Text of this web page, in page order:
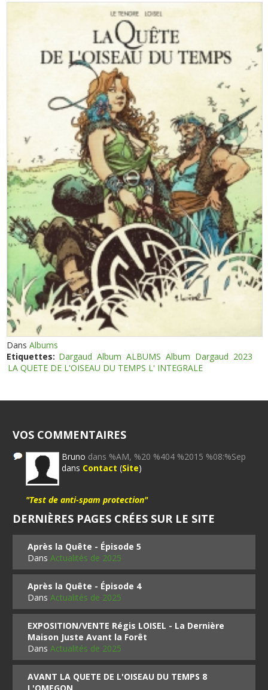
DansAlbums
Etiquettes: Dargaud Album ALBUMS Album Dargaud 2023
LA QUETE DE L'OISEAU DU TEMPS L' INTEGRALE
VOS COMMENTAIRES
Bruno dans %AM, %20 %404 %2015 %08:%Sep
dans Contact (Site)
"Test de anti-spam protection"
DERNIÈRES PAGES CRÉES SUR LE SITE
Après la Quête - Épisode 5
DansActualités de 2025
Après la Quête - Épisode 4
DansActualités de 2025
EXPOSITION/VENTE Régis LOISEL - La Dernière
Maison Juste Avant la Forêt
DansActualités de 2025
AVANT LA QUETE DE L'OISEAU DU TEMPS 8